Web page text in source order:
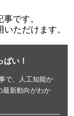
です。
ただけます。
い！
で、人工知能か
最新動向がわか